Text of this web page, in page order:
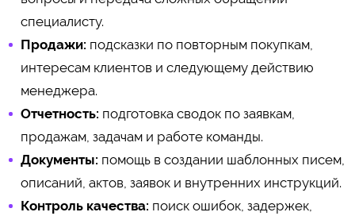
специалисту.
Продажи: подсказки по повторным покупкам,
интересам клиентов и следующему действию
менеджера.
Отчетность: подготовка сводок по заявкам,
продажам, задачам и работе команды.
Документы: помощь в создании шаблонных писем,
описаний, актов, заявок и внутренних инструкций.
Контроль качества: поиск ошибок, задержек,